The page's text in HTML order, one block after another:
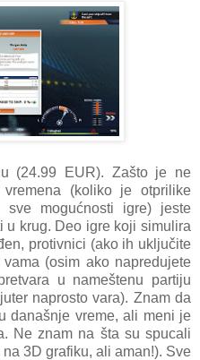
(24.99 EUR). Zašto je ne
(koliko je otprilike
mogućnosti igre) jeste
u krug. Deo igre koji simulira
protivnici (ako ih uključite
(osim ako napredujete
u nameštenu partiju
naprosto vara). Znam da
današnje vreme, ali meni je
Ne znam na šta su spucali
3D grafiku, ali aman!). Sve